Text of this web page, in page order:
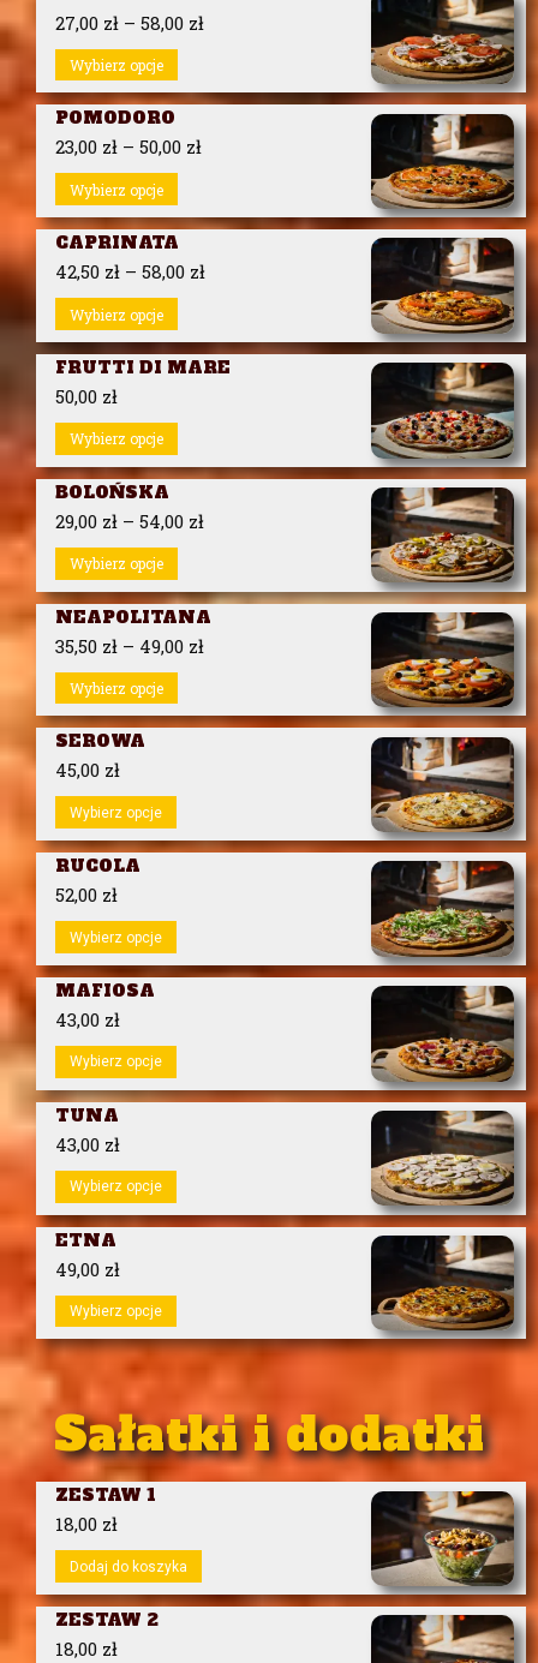
27,00 zł – 58,00 zł
Wybierz opcje
POMODORO
23,00 zł – 50,00 zł
Wybierz opcje
CAPRINATA
42,50 zł – 58,00 zł
Wybierz opcje
FRUTTI DI MARE
50,00 zł
Wybierz opcje
BOLOŃSKA
29,00 zł – 54,00 zł
Wybierz opcje
NEAPOLITANA
35,50 zł – 49,00 zł
Wybierz opcje
SEROWA
45,00 zł
Wybierz opcje
RUCOLA
52,00 zł
Wybierz opcje
MAFIOSA
43,00 zł
Wybierz opcje
TUNA
43,00 zł
Wybierz opcje
ETNA
49,00 zł
Wybierz opcje
Sałatki i dodatki
ZESTAW 1
18,00 zł
Dodaj do koszyka
ZESTAW 2
18,00 zł